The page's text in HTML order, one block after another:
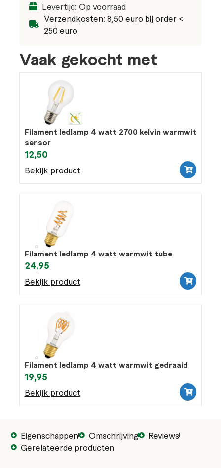
Levertijd: Op voorraad
Verzendkosten: 8,50 euro bij order <
250 euro
Vaak gekocht met
Filament ledlamp 4 watt 2700 kelvin warmwit
sensor
12,50
Bekijk product
Filament ledlamp 4 watt warmwit tube
24,95
Bekijk product
Filament ledlamp 4 watt warmwit gedraaid
19,95
Bekijk product
Eigenschappen Omschrijving
Reviews
Gerelateerde producten